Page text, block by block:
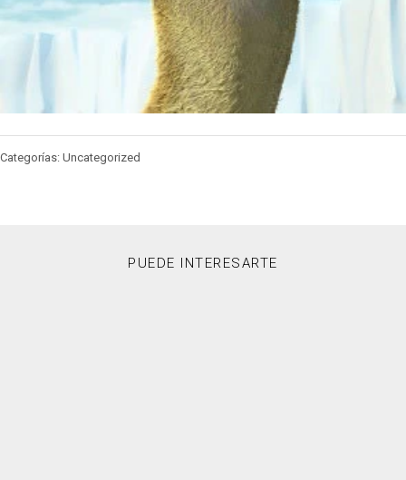
Categorías: Uncategorized
PUEDE INTERESARTE